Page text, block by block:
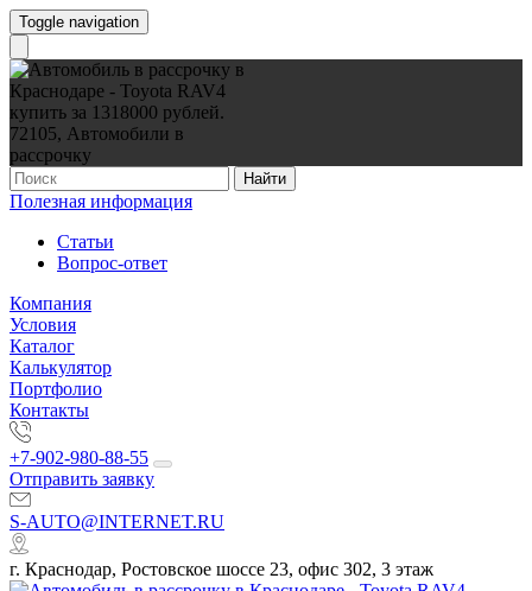
Toggle navigation
Найти
Полезная информация
Статьи
Вопрос-ответ
Компания
Условия
Каталог
Калькулятор
Портфолио
Контакты
+7-902-980-88-55
Отправить заявку
S-AUTO@INTERNET.RU
г. Краснодар, Ростовское шоссе 23, офис 302, 3 этаж